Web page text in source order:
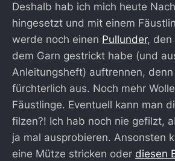
Deshalb hab ich mich heute
hingesetzt und mit einem
werde noch einen Pullunder, den
dem Garn gestrickt habe (und
Anleitungsheft) auftrennen,
fürchterlich aus. Noch mehr
Fäustlinge. Eventuell kann man
filzen?! Ich hab noch nie gefilzt,
ja mal ausprobieren. Ansonsten
eine Mütze stricken oder diesen